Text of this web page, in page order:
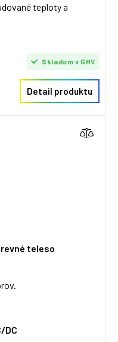
teploty a
Skladom v GHV
Detail produktu
teleso
DC